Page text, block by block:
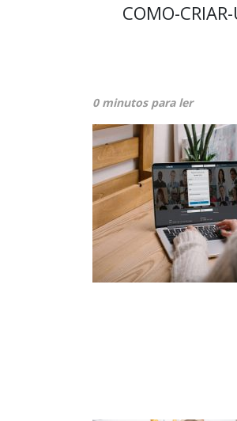
COMO-
0 minutos para ler